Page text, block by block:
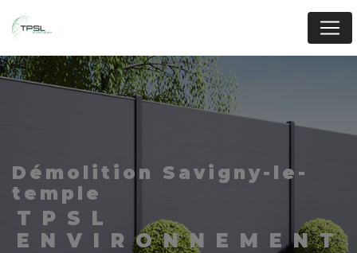
démolition Savigny-le-
temple
TPSL
ENVIRONNEMENT